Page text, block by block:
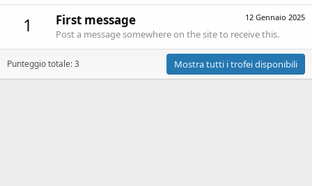
1 12 Gennaio 2025
First message
Post a message somewhere on the site to receive this.
Punteggio totale: 3 Mostra tutti i trofei disponibili